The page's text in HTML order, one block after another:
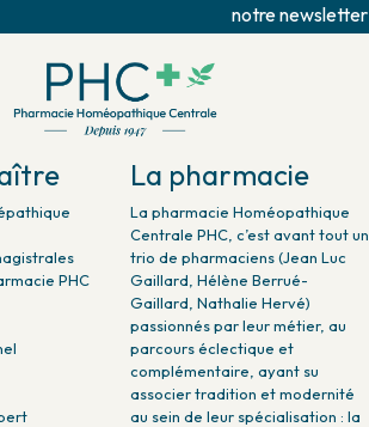
notre newsletter
PHC
La pharmacie
La pharmacie Homéopathique
Centrale PHC, c’est avant tout un
trio de pharmaciens (Jean Luc
Gaillard, Hélène Berrué-
Gaillard, Nathalie Hervé)
passionnés par leur métier, au
parcours éclectique et
complémentaire, ayant su
associer tradition et modernité
au sein de leur spécialisation : la